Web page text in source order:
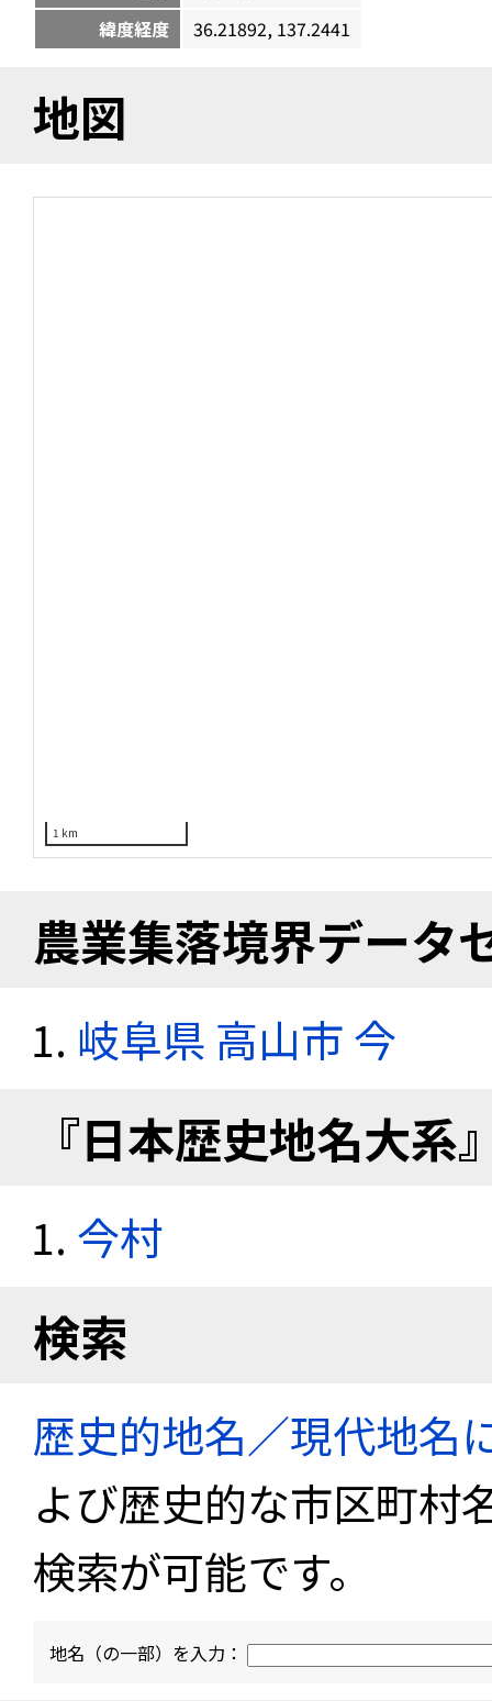
緯度経度
36.21892, 137.2441
地図
1 km
農業集落境界データ
岐阜県 高山市 今
『日本歴史地名大
今村
検索
歴史的地名／現代地名
よび歴史的な市区町村
検索が可能です。
地名（の一部）を入力：